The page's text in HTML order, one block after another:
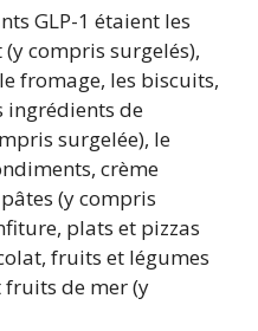
GLP-1 étaient les
compris surgelés),
fromage, les biscuits,
ingrédients de
surgelée), le
crème
(y compris
plats et pizzas
fruits et légumes
fruits de mer (y